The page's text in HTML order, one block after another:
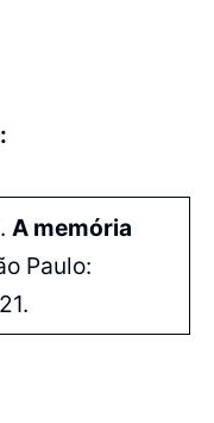
A memória
Paulo: